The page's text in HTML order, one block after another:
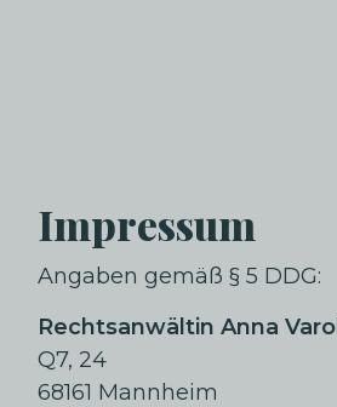
Impressum
Angaben gemäß § 5 DDG:
Rechtsanwältin Anna Varol
Q7, 24
68161 Mannheim